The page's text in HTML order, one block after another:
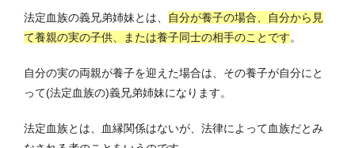
法定血族の義兄弟姉妹とは、
自分が養子の場合、自分から見
て養親の実の子供、または養子同士の相手のことです。
自分の実の両親が養子を迎えた場合は、その養子が自分にと
って(法定血族の)義兄弟姉妹になります。
法定血族とは、血縁関係はないが、法律によって血族だとみ